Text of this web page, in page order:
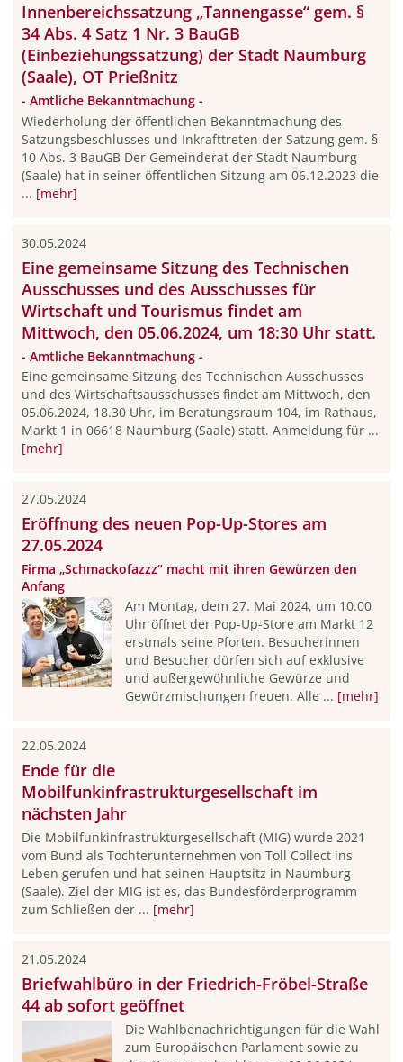
Innenbereichssatzung „Tannengasse“ gem. §
34 Abs. 4 Satz 1 Nr. 3 BauGB
(Einbeziehungssatzung) der Stadt Naumburg
(Saale), OT Prießnitz
- Amtliche Bekanntmachung -
Wiederholung der öffentlichen Bekanntmachung des
Satzungsbeschlusses und Inkrafttreten der Satzung gem. §
10 Abs. 3 BauGB Der Gemeinderat der Stadt Naumburg
(Saale) hat in seiner öffentlichen Sitzung am 06.12.2023 die
... [mehr]
30.05.2024
Eine gemeinsame Sitzung des Technischen
Ausschusses und des Ausschusses für
Wirtschaft und Tourismus findet am
Mittwoch, den 05.06.2024, um 18:30 Uhr statt.
- Amtliche Bekanntmachung -
Eine gemeinsame Sitzung des Technischen Ausschusses
und des Wirtschaftsausschusses findet am Mittwoch, den
05.06.2024, 18.30 Uhr, im Beratungsraum 104, im Rathaus,
Markt 1 in 06618 Naumburg (Saale) statt. Anmeldung für ...
[mehr]
27.05.2024
Eröffnung des neuen Pop-Up-Stores am
27.05.2024
Firma „Schmackofazzz“ macht mit ihren Gewürzen den
Anfang
Am Montag, dem 27. Mai 2024, um 10.00
Uhr öffnet der Pop-Up-Store am Markt 12
erstmals seine Pforten. Besucherinnen
und Besucher dürfen sich auf exklusive
und außergewöhnliche Gewürze und
Gewürzmischungen freuen. Alle ... [mehr]
22.05.2024
Ende für die
Mobilfunkinfrastrukturgesellschaft im
nächsten Jahr
Die Mobilfunkinfrastrukturgesellschaft (MIG) wurde 2021
vom Bund als Tochterunternehmen von Toll Collect ins
Leben gerufen und hat seinen Hauptsitz in Naumburg
(Saale). Ziel der MIG ist es, das Bundesförderprogramm
zum Schließen der ... [mehr]
21.05.2024
Briefwahlbüro in der Friedrich-Fröbel-Straße
44 ab sofort geöffnet
Die Wahlbenachrichtigungen für die Wahl
zum Europäischen Parlament sowie zu